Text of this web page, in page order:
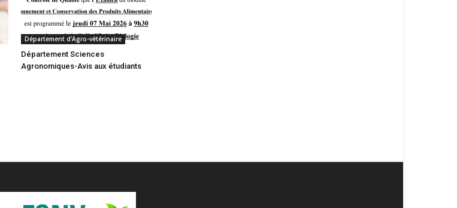
Département d'Agro-vétérinaire
Département Sciences
Agronomiques-Avis aux étudiants